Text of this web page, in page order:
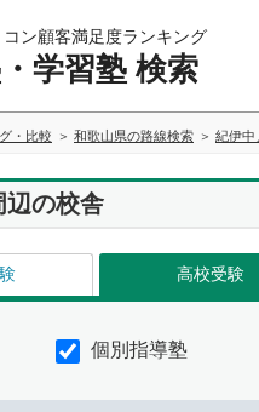
コン顧客満足度ランキング
学習塾 検索
・比較 和歌山県の路線検索 紀伊中
辺の校舎
高校受験
個別指導塾